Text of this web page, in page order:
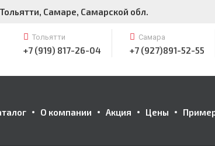
Самаре, Самарской обл.
О компании Акция Цены
Тольятти
+7 (919) 817-26-04
Самара
+7 (927)891-52-55